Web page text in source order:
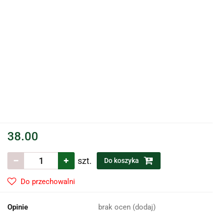
38.00
szt. Do koszyka
Do przechowalni
Opinie brak ocen (dodaj)